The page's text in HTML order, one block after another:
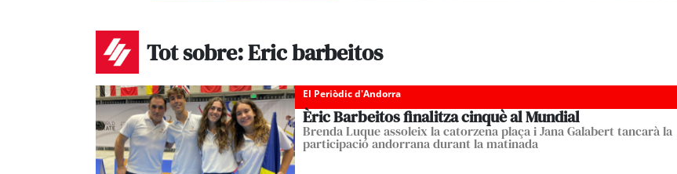
Tot sobre: Eric barbeitos
El Periòdic d'Andorra
Èric Barbeitos finalitza cinquè al Mundial
Brenda Luque assoleix la catorzena plaça i Jana Galabert tancarà la
participació andorrana durant la matinada